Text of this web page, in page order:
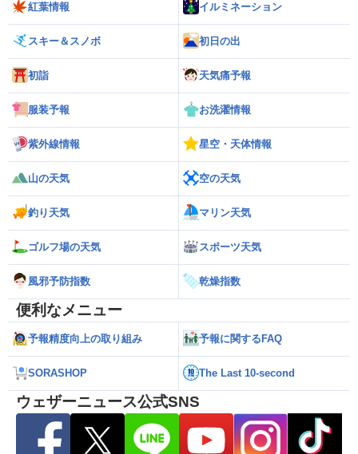
紅葉情報 イルミネーション
スキー＆スノボ 初日の出
初詣 天気痛予報
服装予報 お洗濯情報
紫外線情報 星空・天体情報
山の天気 空の天気
釣り天気 マリン天気
ゴルフ場の天気 スポーツ天気
風邪予防指数 乾燥指数
便利なメニュー
予報精度向上の取り組み 予報に関するFAQ
SORASHOP The Last 10-second
ウェザーニュース公式SNS